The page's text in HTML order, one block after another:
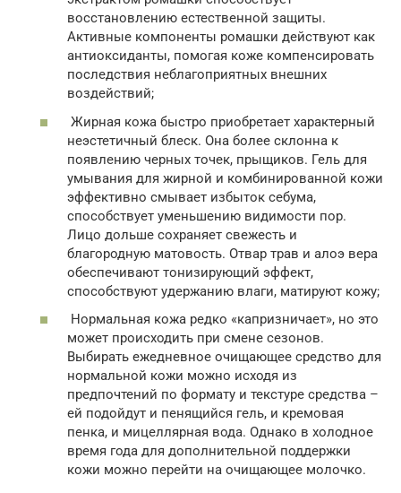
восстановлению естественной защиты.
Активные компоненты ромашки действуют как
антиоксиданты, помогая коже компенсировать
последствия неблагоприятных внешних
воздействий;
Жирная кожа быстро приобретает характерный
неэстетичный блеск. Она более склонна к
появлению черных точек, прыщиков. Гель для
умывания для жирной и комбинированной кожи
эффективно смывает избыток себума,
способствует уменьшению видимости пор.
Лицо дольше сохраняет свежесть и
благородную матовость. Отвар трав и алоэ вера
обеспечивают тонизирующий эффект,
способствуют удержанию влаги, матируют кожу;
Нормальная кожа редко «капризничает», но это
может происходить при смене сезонов.
Выбирать ежедневное очищающее средство для
нормальной кожи можно исходя из
предпочтений по формату и текстуре средства –
ей подойдут и пенящийся гель, и кремовая
пенка, и мицеллярная вода. Однако в холодное
время года для дополнительной поддержки
кожи можно перейти на очищающее молочко.